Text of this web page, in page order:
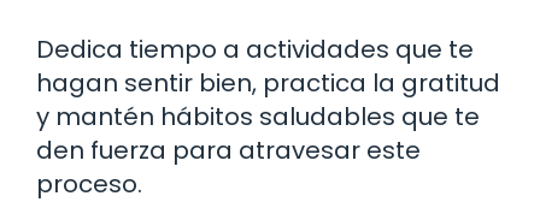
Dedica tiempo a actividades que te
hagan sentir bien, practica la gratitud
y mantén hábitos saludables que te
den fuerza para atravesar este
proceso.